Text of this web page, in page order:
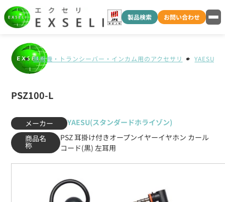
製品検索 お問い合わせ
無線機・トランシーバー・インカム用のアクセサリ YAESU(
PSZ100-L
メーカー
YAESU(スタンダードホライゾン)
商品名
称
PSZ 耳掛け付きオープンイヤーイヤホン カール
コード(黒) 左耳用